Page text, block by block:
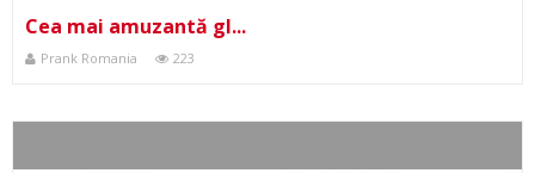
Cea mai amuzantă gl...
Prank Romania 223